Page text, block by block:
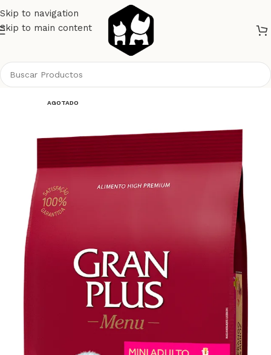
Skip to navigation
Skip to main content
AGOTADO